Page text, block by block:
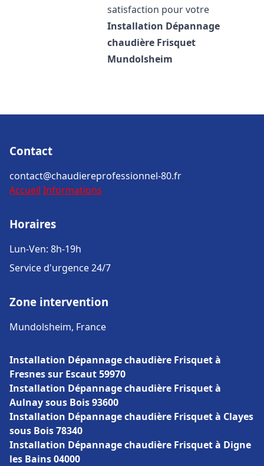
satisfaction pour votre
Installation Dépannage
chaudière Frisquet
Mundolsheim
Contact
contact@chaudiereprofessionnel-80.fr
Accueil Informations
Horaires
Lun-Ven: 8h-19h
Service d'urgence 24/7
Zone intervention
Mundolsheim, France
Installation Dépannage chaudière Frisquet à
Fresnes sur Escaut 59970
Installation Dépannage chaudière Frisquet à
Aulnay sous Bois 93600
Installation Dépannage chaudière Frisquet à Clayes
sous Bois 78340
Installation Dépannage chaudière Frisquet à Digne
les Bains 04000